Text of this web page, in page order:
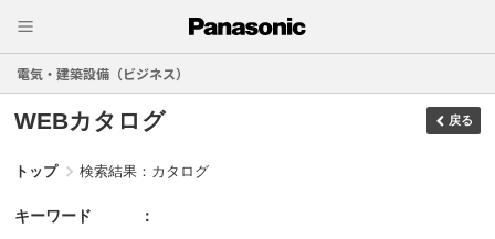
電気・建築設備（ビジネス）
WEBカタログ 戻る
トップ 検索結果：カタログ
キーワード